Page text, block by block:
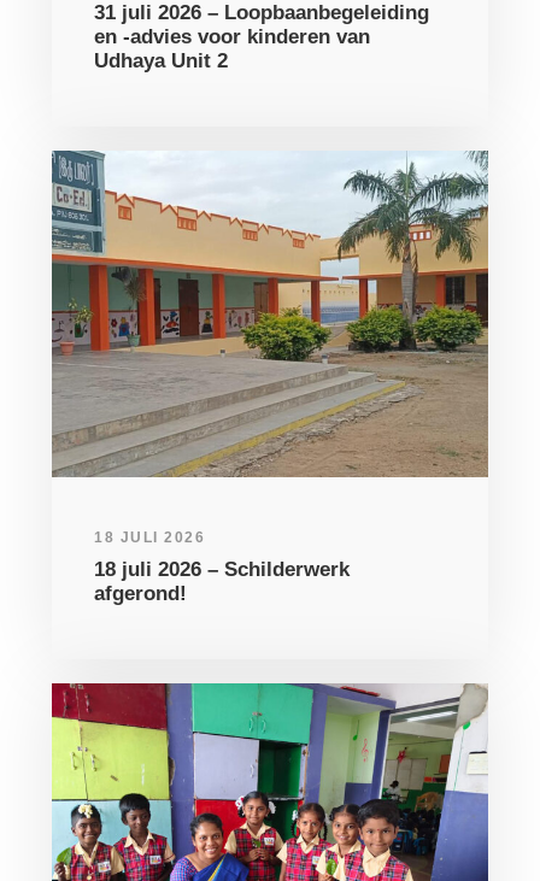
31 juli 2026 – Loopbaanbegeleiding
en -advies voor kinderen van
Udhaya Unit 2
18 JULI 2026
18 juli 2026 – Schilderwerk
afgerond!